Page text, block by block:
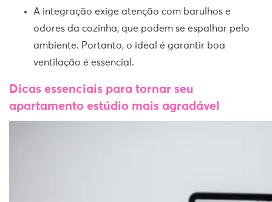
A integração exige atenção com barulhos e
odores da cozinha, que podem se espalhar pelo
ambiente. Portanto, o ideal é garantir boa
ventilação é essencial.
Dicas essenciais para tornar seu
apartamento estúdio mais agradável